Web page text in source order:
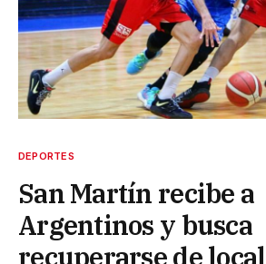
DEPORTES
San Martín recibe a
Argentinos y busca
recuperarse de local